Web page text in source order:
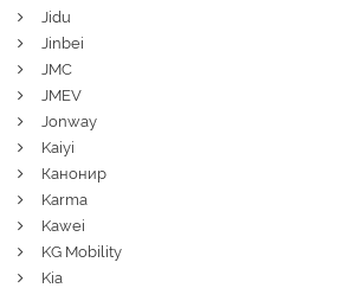
Jidu
Jinbei
JMC
JMEV
Jonway
Kaiyi
Канонир
Karma
Kawei
KG Mobility
Kia